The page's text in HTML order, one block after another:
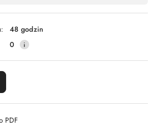
48 godzin
0
PDF